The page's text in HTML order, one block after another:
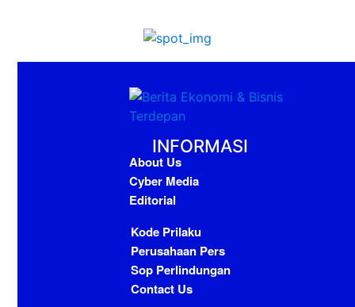
INFORMASI
About Us
Cyber Media
Editorial
Kode Prilaku
Perusahaan Pers
Sop Perlindungan
Contact Us